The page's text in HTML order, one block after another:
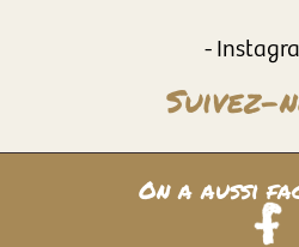
-
Suivez-
On a aussi